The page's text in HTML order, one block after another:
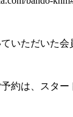
いただいた会
約は、スタ